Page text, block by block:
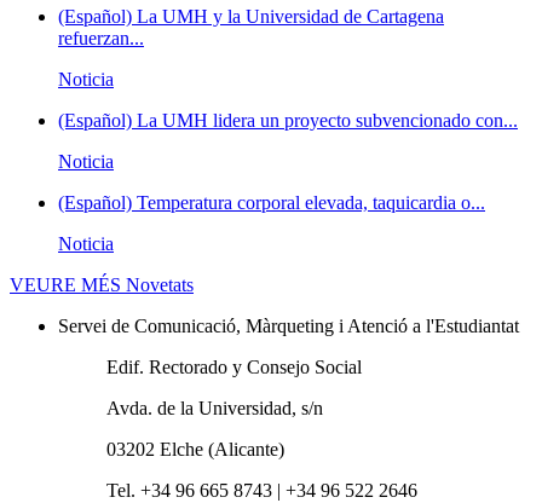
(Español) La UMH y la Universidad de Cartagena
refuerzan...
Noticia
(Español) La UMH lidera un proyecto subvencionado con...
Noticia
(Español) Temperatura corporal elevada, taquicardia o...
Noticia
VEURE MÉS Novetats
Servei de Comunicació, Màrqueting i Atenció a l'Estudiantat
Edif. Rectorado y Consejo Social
Avda. de la Universidad, s/n
03202 Elche (Alicante)
Tel. +34 96 665 8743 | +34 96 522 2646